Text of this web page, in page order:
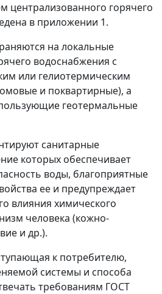
централизованного горячего
в приложении 1.
на локальные
водоснабжения с
или гелиотермическим
и поквартирные), а
геотермальные
санитарные
которых обеспечивает
воды, благоприятные
ее и предупреждает
влияния химического
человека (кожно-
и др.).
к потребителю,
системы и способа
требованиям ГОСТ